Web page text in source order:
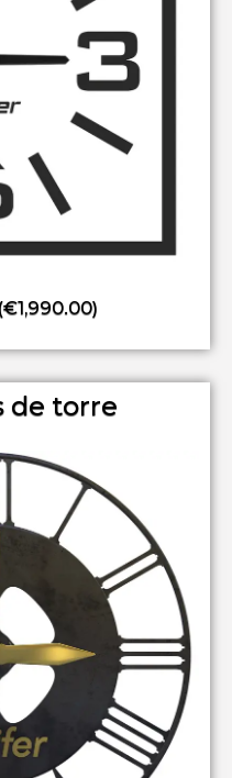
(€1,990.00)
de torre